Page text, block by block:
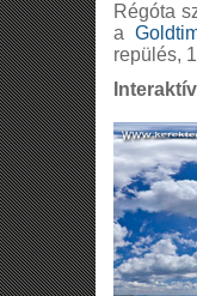
Régóta
a
repülés,